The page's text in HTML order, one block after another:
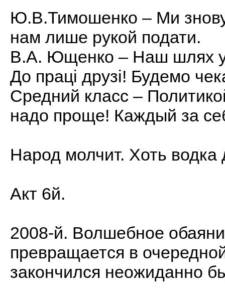
Ю.В.Тимошенко – Ми
нам лише рукой подати.
В.А. Ющенко – Наш шлях у
До праці друзі! Будемо
Средний класс –
надо проще! Каждый за
Народ молчит. Хоть водка
Акт 6й.
2008-й. Волшебное
превращается в
закончился неожиданно